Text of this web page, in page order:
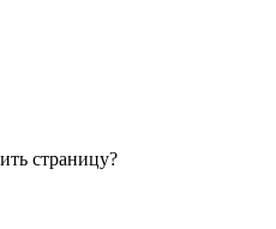
страницу?